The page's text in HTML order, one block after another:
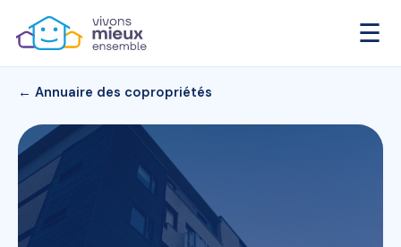
☰
← Annuaire des copropriétés